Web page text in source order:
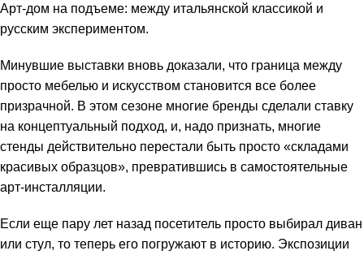
Арт-дом на подъеме: между итальянской классикой и
русским экспериментом.
Минувшие выставки вновь доказали, что граница между
просто мебелью и искусством становится все более
призрачной. В этом сезоне многие бренды сделали ставку
на концептуальный подход, и, надо признать, многие
стенды действительно перестали быть просто «складами
красивых образцов», превратившись в самостоятельные
арт-инсталляции.
Если еще пару лет назад посетитель просто выбирал диван
или стул, то теперь его погружают в историю. Экспозиции